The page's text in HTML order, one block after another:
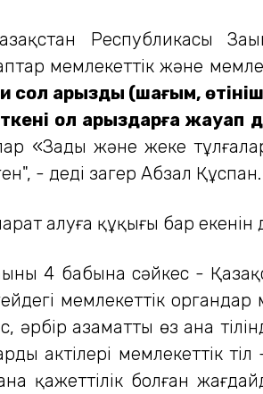
Республикасы
мемлекеттік және
сол арызды (шағым,
ол арыздарға
«Заңды және жеке
- деді заңгер Абзал Құспан.
алуға құқығы бар екенін
4 бабына сәйкес -
мемлекеттік
әрбір азаматтың өз ана
актілері мемлекеттік
қажеттілік болған